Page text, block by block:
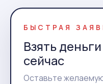
БЫСТРАЯ
Взять
сейчас
Оставьте